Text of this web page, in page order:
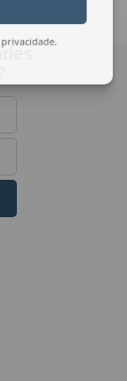
.